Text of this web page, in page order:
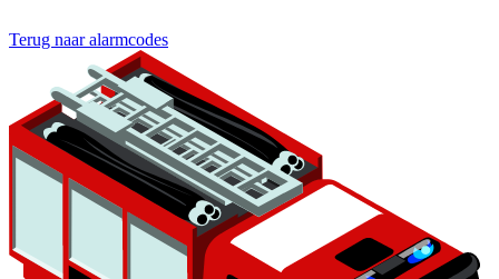
Terug naar alarmcodes